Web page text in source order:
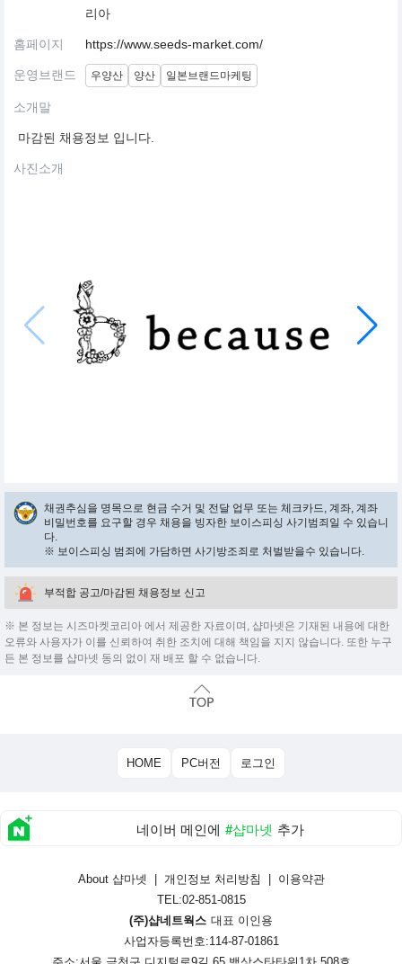
리아
홈페이지 https://www.seeds-market.com/
운영브랜드 우양산 양산 일본브랜드마케팅
소개말
마감된 채용정보 입니다.
사진소개
채권추심을 명목으로 현금 수거 및 전달 업무 또는 체크카드, 계좌, 계좌
비밀번호를 요구할 경우 채용을 빙자한 보이스피싱 사기범죄일 수 있습니
다.
※ 보이스피싱 범죄에 가담하면 사기방조죄로 처벌받을수 있습니다.
부적합 공고/마감된 채용정보 신고
※ 본 정보는 시즈마켓코리아 에서 제공한 자료이며, 샵마넷은 기재된 내용에 대한
오류와 사용자가 이를 신뢰하여 취한 조치에 대해 책임을 지지 않습니다. 또한 누구
든 본 정보를 샵마넷 동의 없이 재 배포 할 수 없습니다.
HOME PC버전 로그인
네이버 메인에 #샵마넷 추가
About 샵마넷 개인정보 처리방침
이용약관
TEL:02-851-0815
(주)샵네트웍스 대표 이인용
사업자등록번호:114-87-01861